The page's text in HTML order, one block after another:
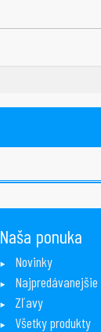
Naša ponuka
Novinky
Najpredávanejšie
Zľavy
Všetky produkty